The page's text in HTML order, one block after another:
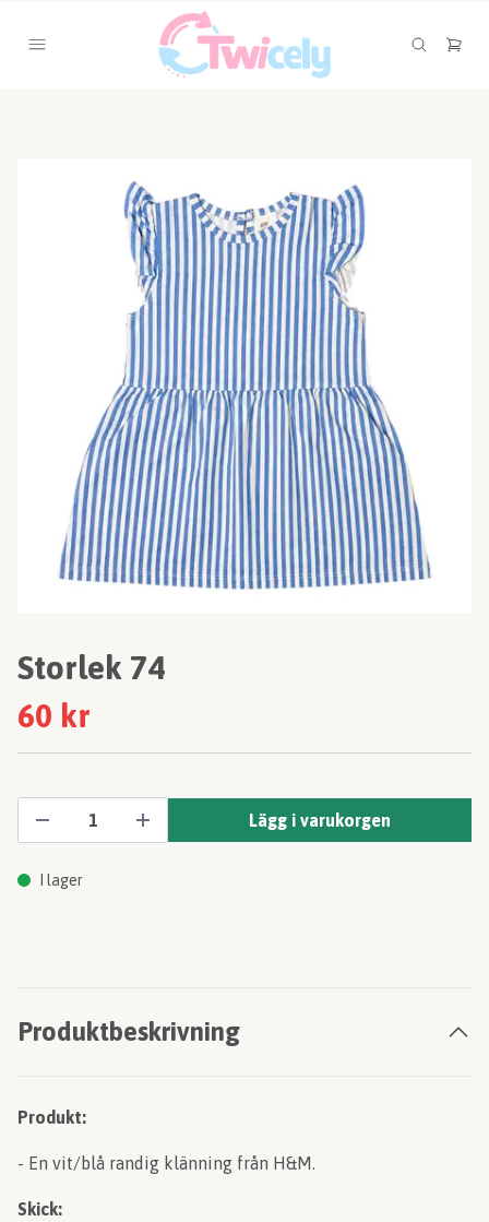
Storlek 74
60 kr
Lägg i varukorgen
I lager
Produktbeskrivning
Produkt:
- En vit/blå randig klänning från H&M.
Skick: